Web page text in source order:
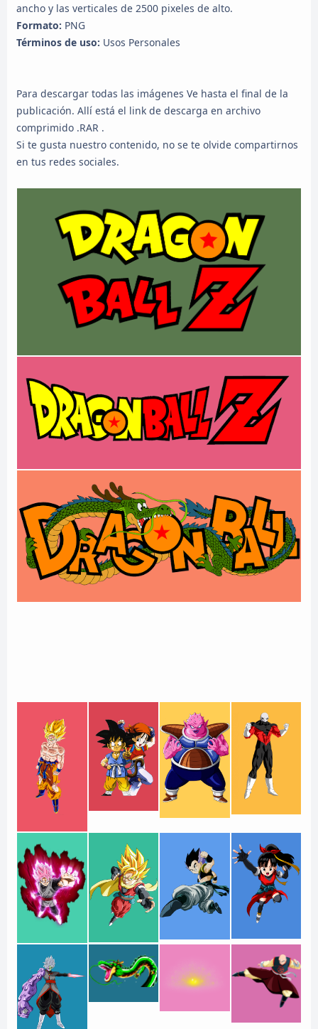
ancho y las verticales de 2500 pixeles de alto.
Formato: PNG
Términos de uso: Usos Personales
Para descargar todas las imágenes Ve hasta el final de la
publicación. Allí está el link de descarga en archivo
comprimido .RAR .
Si te gusta nuestro contenido, no se te olvide compartirnos
en tus redes sociales.